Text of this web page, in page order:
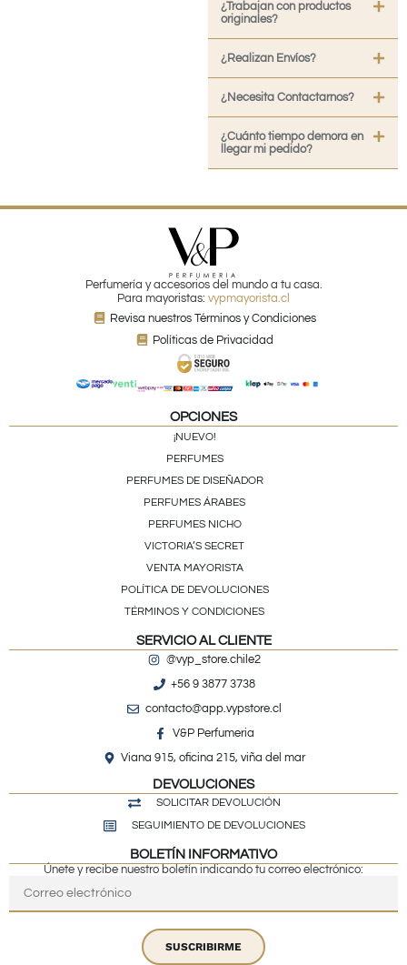
¿Trabajan con productos
originales?
¿Realizan Envíos?
¿Necesita Contactarnos?
¿Cuánto tiempo demora en
llegar mi pedido?
Perfumería y accesorios del mundo a tu casa.
Para mayoristas: vypmayorista.cl
Revisa nuestros Términos y Condiciones
Políticas de Privacidad
OPCIONES
¡NUEVO!
PERFUMES
PERFUMES DE DISEÑADOR
PERFUMES ÁRABES
PERFUMES NICHO
VICTORIA’S SECRET
VENTA MAYORISTA
POLÍTICA DE DEVOLUCIONES
TÉRMINOS Y CONDICIONES
SERVICIO AL CLIENTE
@vyp_store.chile2
+56 9 3877 3738
contacto@app.vypstore.cl
V&P Perfumeria
Viana 915, oficina 215, viña del mar
DEVOLUCIONES
SOLICITAR DEVOLUCIÓN
SEGUIMIENTO DE DEVOLUCIONES
BOLETÍN INFORMATIVO
Únete y recibe nuestro boletín indicando tu correo electrónico:
SUSCRIBIRME